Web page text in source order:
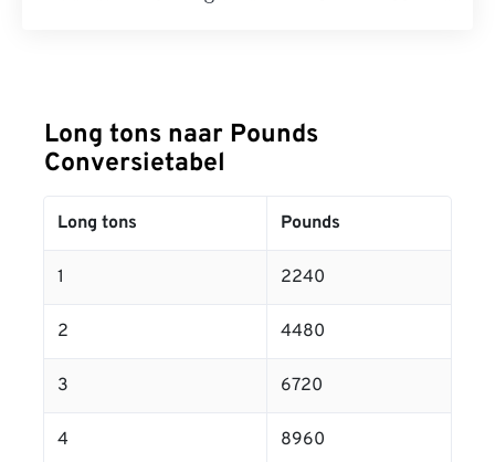
Long tons naar Pounds
Conversietabel
Long tons Pounds
1 2240
2 4480
3 6720
4 8960